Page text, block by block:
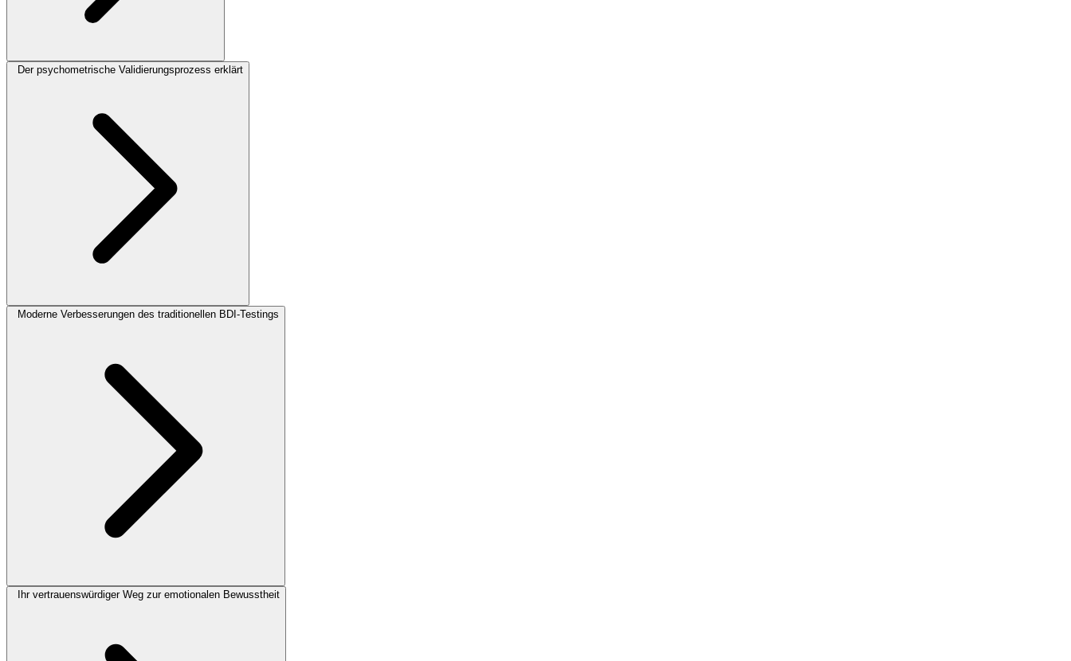
Der psychometrische Validierungsprozess erklärt
Moderne Verbesserungen des traditionellen BDI-Testings
Ihr vertrauenswürdiger Weg zur emotionalen Bewusstheit